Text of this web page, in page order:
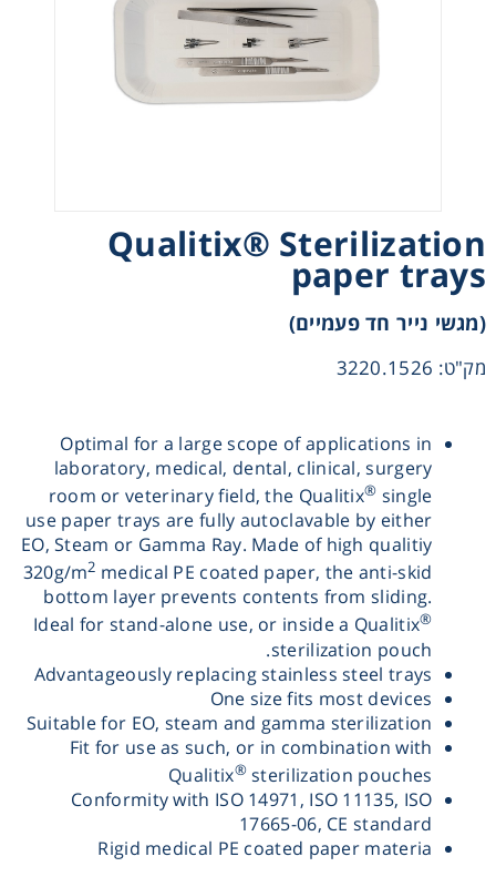
Qualitix® Sterilization
paper trays
(מגשי נייר חד פעמיים)
מק"ט: 3220.1526
Optimal for a large scope of applications in
laboratory, medical, dental, clinical, surgery
room or veterinary field, the Qualitix® single
use paper trays are fully autoclavable by either
EO, Steam or Gamma Ray. Made of high qualitiy
320g/m2 medical PE coated paper, the anti-skid
bottom layer prevents contents from sliding.
Ideal for stand-alone use, or inside a Qualitix®
sterilization pouch.
Advantageously replacing stainless steel trays
One size fits most devices
Suitable for EO, steam and gamma sterilization
Fit for use as such, or in combination with
Qualitix®sterilization pouches
Conformity with ISO 14971, ISO 11135, ISO
17665-06, CE standard
Rigid medical PE coated paper materia
Pumps
Sample Preparation
Shaking & Stirring
Thermometry
Washing
Chromatography
Lab Essentials
Filtration
Glassware
Liquid Handling